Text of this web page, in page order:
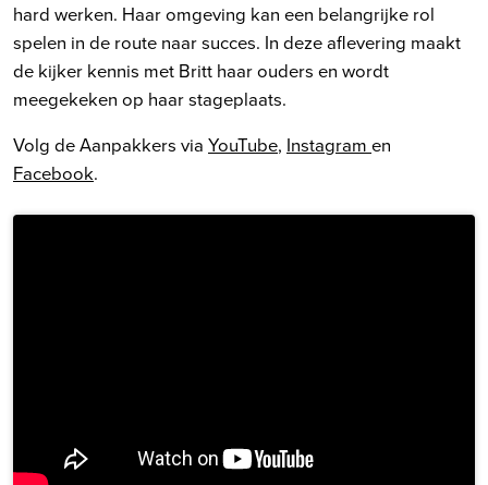
hard werken. Haar omgeving kan een belangrijke rol
spelen in de route naar succes. In deze aflevering maakt
de kijker kennis met Britt haar ouders en wordt
meegekeken op haar stageplaats.
Volg de Aanpakkers via YouTube, Instagram en
Facebook.